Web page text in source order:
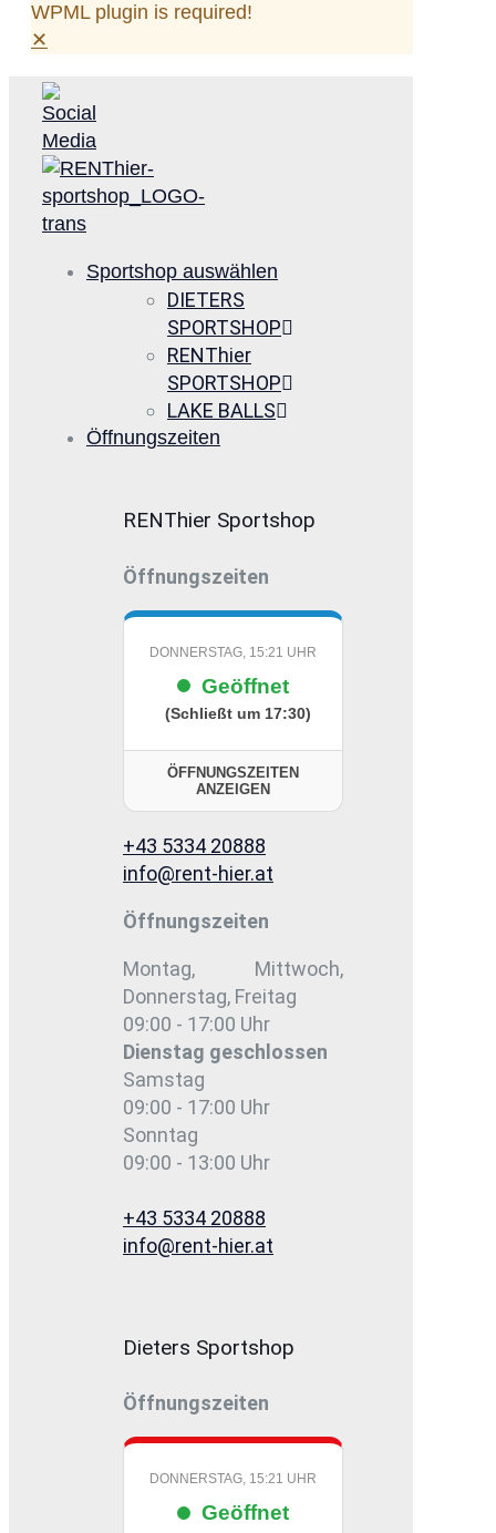
WPML plugin is required!
✕
Sportshop auswählen
DIETERS
SPORTSHOP
RENThier
SPORTSHOP
LAKE BALLS
Öffnungszeiten
RENThier Sportshop
Öffnungszeiten
DONNERSTAG, 15:21 UHR
Geöffnet
(Schließt um 17:30)
ÖFFNUNGSZEITEN
ANZEIGEN
+43 5334 20888
info@rent-hier.at
Öffnungszeiten
Montag, Mittwoch,
Donnerstag, Freitag
09:00 - 17:00 Uhr
Dienstag geschlossen
Samstag
09:00 - 17:00 Uhr
Sonntag
09:00 - 13:00 Uhr
+43 5334 20888
info@rent-hier.at
Dieters Sportshop
Öffnungszeiten
DONNERSTAG, 15:21 UHR
Geöffnet